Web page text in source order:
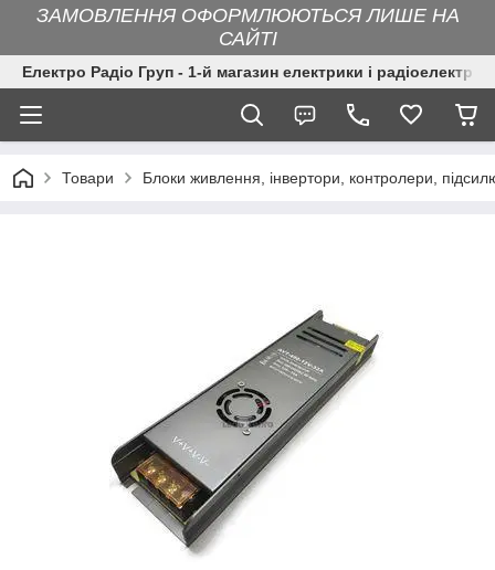
ЗАМОВЛЕННЯ ОФОРМЛЮЮТЬСЯ ЛИШЕ НА
САЙТІ
Електро Радіо Груп - 1-й магазин електрики і
Товари Блоки живлення, інвертори, контролери,